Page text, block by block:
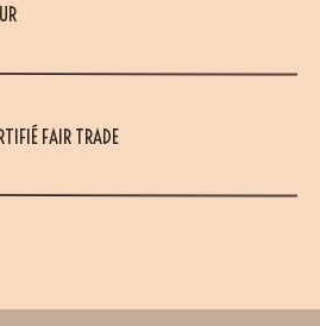
FAIR TRADE